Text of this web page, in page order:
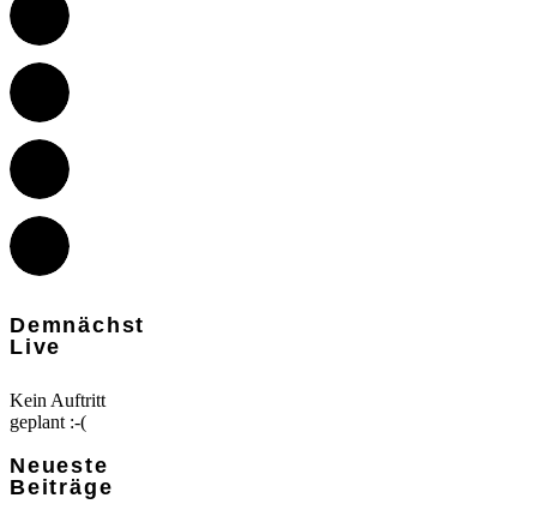
Demnächst
Live
Kein Auftritt
geplant :-(
Neueste
Beiträge